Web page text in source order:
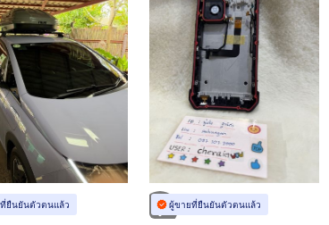
ยืนยันตัวตนแล้ว ผู้ขายที่ยืนยันตัวตนแล้ว